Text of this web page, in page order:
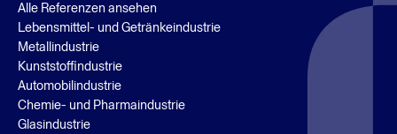
Alle Referenzen ansehen
Lebensmittel- und Getränkeindustrie
Metallindustrie
Kunststoffindustrie
Automobilindustrie
Chemie- und Pharmaindustrie
Glasindustrie